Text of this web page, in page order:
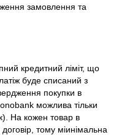
замовлення та
кредитний ліміт, що
буде списаний з
покупки в
можлива тільки
На кожен товар в
тому міинімальна